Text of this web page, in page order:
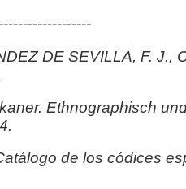
DE SEVILLA, F. J.,
Ethnographisch
de los códices